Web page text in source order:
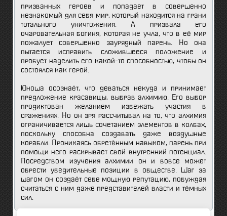
призванных героев и попадает в совершенно
незнакомый для себя мир, который находится на грани
тотального уничтожения. А призвала его
очаровательная богиня, которая не учла, что в её мир
пожалует совершенно заурядный парень. Но она
пытается исправить сложившееся положение и
пробует наделить его какой-то способностью, чтобы он
состоялся как герой.
Юноша осознаёт, что деваться некуда и принимает
предложение красавицы, выбрав алхимию. Его выбор
продиктован желанием избежать участия в
сражениях. Но он зря рассчитывал на то, что алхимия
ограничивается лишь сочетанием элементов в колбах,
поскольку способна создавать даже воздушные
корабли. Проникаясь обретённым навыком, парень при
помощи него раскрывает свой внутренний потенциал.
Посредством изучения алхимии он и вовсе может
обрести убедительные позиции в обществе. Шаг за
шагом он создаёт себе мощную репутацию, побуждая
считаться с ним даже представителей власти и тёмных
сил.